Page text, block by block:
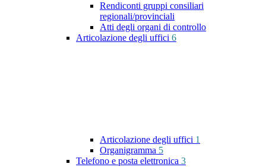
Rendiconti gruppi consiliari
regionali/provinciali
Atti degli organi di controllo
Articolazione degli uffici 6
Articolazione degli uffici 1
Organigramma 5
Telefono e posta elettronica 3